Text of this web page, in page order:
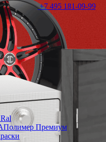
+7 495 181-09-99
Премиум